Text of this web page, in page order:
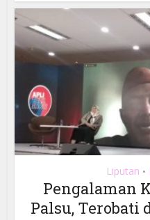
Liputan •
Pengalaman
Palsu, Terobati